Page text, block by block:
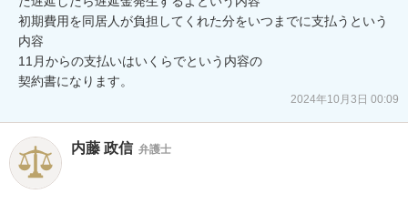
初期費用を同居人が負担してくれた分をいつまでに支払うという
内容
11月からの支払いはいくらでという内容の
契約書になります。
2024年10月3日 00:09
内藤 政信 弁護士